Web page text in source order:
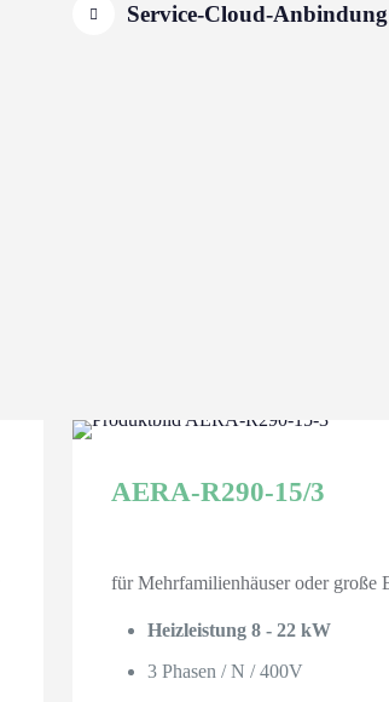
Service-Cloud-Anbindung
AERA-R290-15/3
für Mehrfamilienhäuser oder große
Heizleistung 8 - 22 kW
3 Phasen / N / 400V